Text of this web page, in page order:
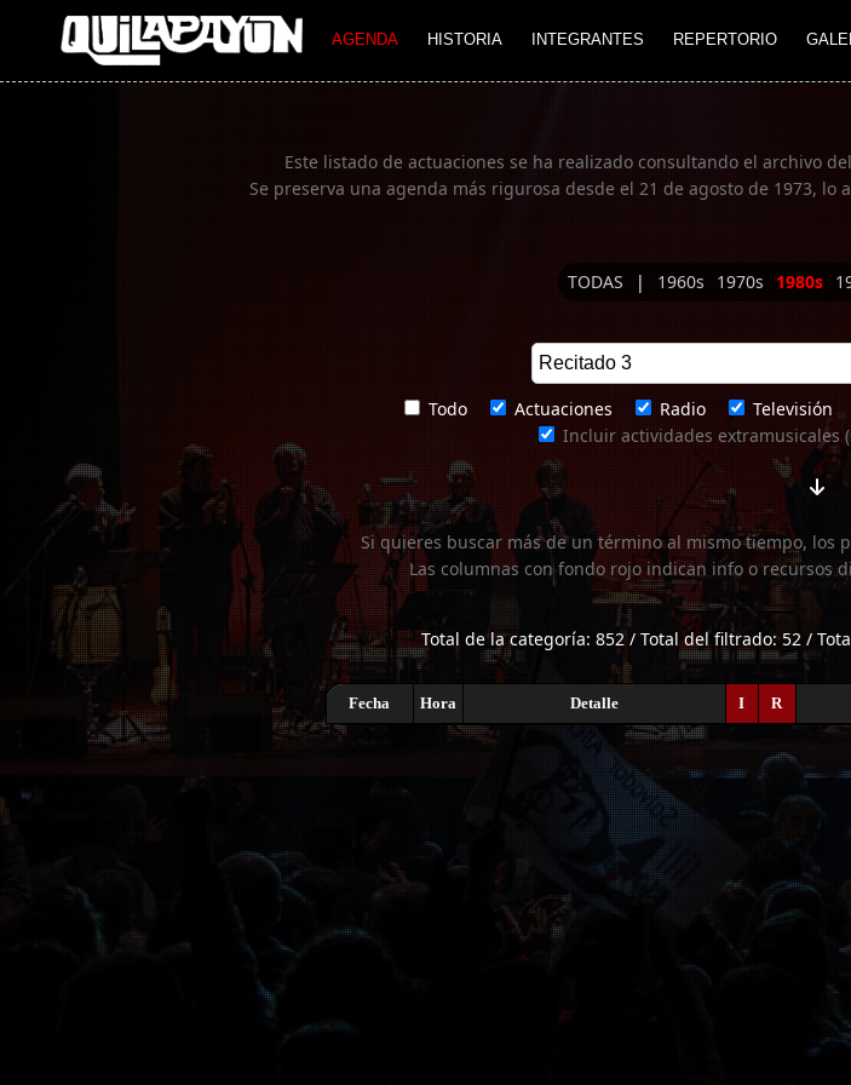
AGENDA HISTORIA INTEGRANTES REPERTORIO
Imagen 01
Este listado de actuaciones se ha realizado consultando el archivo
Se preserva una agenda más rigurosa desde el 21 de agosto de 1973,
TODAS | 1960s 1970s 1980s
Todo Actuaciones Radio Televisión
Incluir actividades extramusicales
Si quieres buscar más de un término al mismo tiempo, los
Las columnas con fondo rojo indican info o recursos
Total de la categoría: 852 / Total del filtrado: 52 /
Fecha Hora Detalle I R